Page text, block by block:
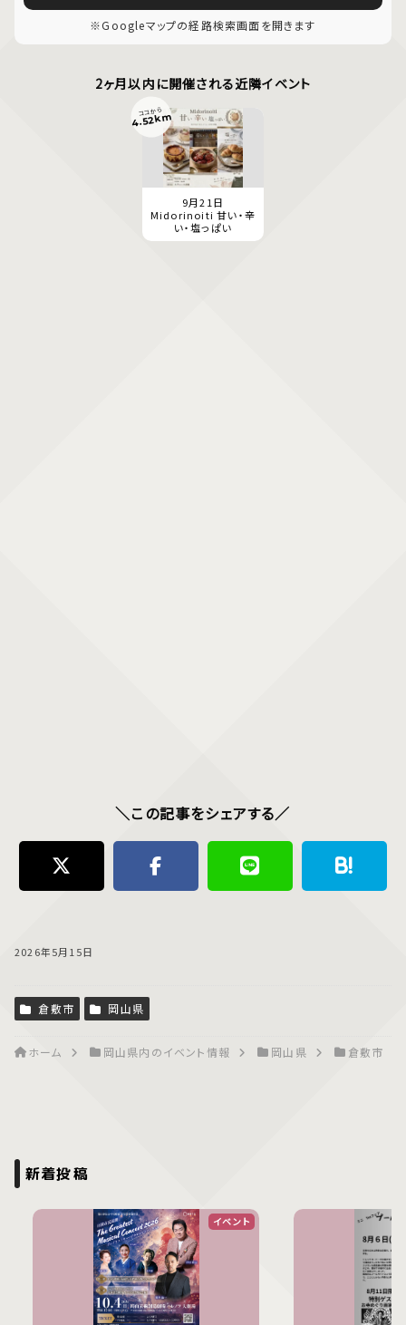
※Googleマップの経路検索画面を開きます
2ヶ月以内に開催される近隣イベント
9月21日
Midorinoiti 甘い・辛
い・塩っぱい
ココから
4.52km
＼この記事をシェアする／
2026年5月15日
倉敷市 岡山県
ホーム 岡山県内のイベント情報 岡山県 倉敷市
新着投稿
イベント